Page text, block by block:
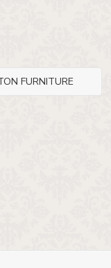
FURNITURE